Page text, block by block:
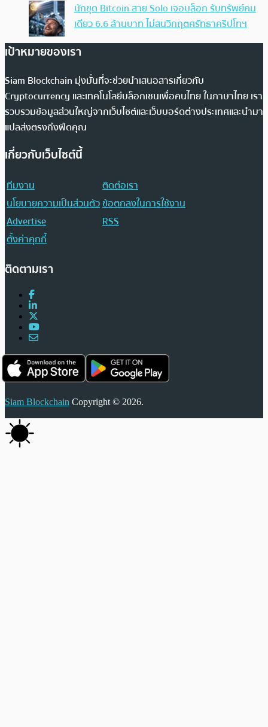
นักขุด Bitcoin สาย Solo เจอบล็อก รับทรัพย์คน
เดียว 6.6 ล้านบาท ไม่สนวิกฤตศรัทธาคริปโทฯ
เป้าหมายของเรา
Siam Blockchain มุ่งมั่นที่จะช่วยนำเสนอสารเกี่ยวกับ
Cryptocurrency และเทคโนโลยีบล็อกเชนเพื่อคนไทย ในภาษาไทย เรา
รวบรวมข้อมูลส่วนใหญ่จากเว็บไซต์และเว็บบอร์ดต่างประเทศและนำมา
แปลส่งตรงถึงฟีดคุณ
เกี่ยวกับเว็บไซต์นี้
ทีมงาน
ติดต่อเรา
นโยบายความเป็นส่วนตัวข้อตกลงในการใช้งาน
Advertise
RSS
ตั้งค่าคุกกี้
ติดตามเรา
Siam Blockchain Copyright © 2026.